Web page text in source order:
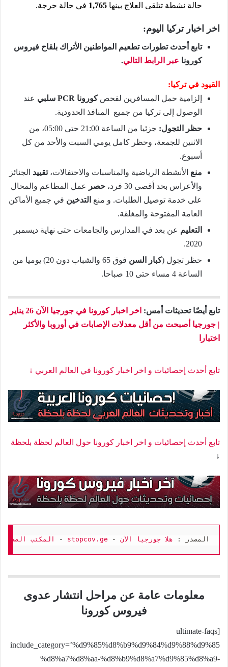
حالة نشطة تتلقى العلاج بينها 1,765 في حالة حرجة.
اخر اخبار تركيا اليوم:
تابع أحدث تطورات تطعيم المواطنين الأتراك بلقاح فيروس
كورونا عبر الرابط التالي.
القيود في تركيا:
إلزامية حمل المسافرين لفحصكورونا PCR سلبي
عند
الوصول إلى تركيا من جميع المنافذ الحدودية.
حظر التجول:
جزئيا من الساعة 21:00 حتى 05:00، من
الاثنين للجمعة، وحظر كامل يومي السبت والأحد من كل
أسبوع.
منع الأنشطة الرياضية والمناسبات والاحتفالات،تقييد الجنائز
والأعراس بحد أقصى 30 فرد،
حصر
عمل المطاعم والمحال
على خدمة توصيل الطلبات. و منع التدخين في جميع الأماكن
العامة المفتوحة والمغلقة.
التعليم عن بعد في المدارس والجامعات حتى نهاية ديسمبر
2020.
حظر تجول (كبار السن
فوق 65 والشباب دون 20) يوميا من
الساعة 4 مساء حتى 10 صباحا.
تابع أيضًا تحديثات أمس:
اخر اخبار كورونا في جورجيا الآن 26 يناير
| جورجيا أصبحت من أقل معدلات الإصابات في أوروبا والأكثر
اختبارا
تابع أحدث إحصائيات و اخر اخبار كورونا في العالم العربي ↓
تابع أحدث إحصائيات و اخر اخبار كورونا حول العالم لحظة بلحظة
↓
المصدر : هلا جورجيا الآن -
stopcov.ge
- المكتب
معلومات عامة عن مراحل انتشار عدوى
فيروس كورونا
[ultimate-faqs
include_category=’%d9%85%d8%b9%d9%84%d9%88%d9%85
%d8%a7%d8%aa-%d8%b9%d8%a7%d9%85%d8%a9-